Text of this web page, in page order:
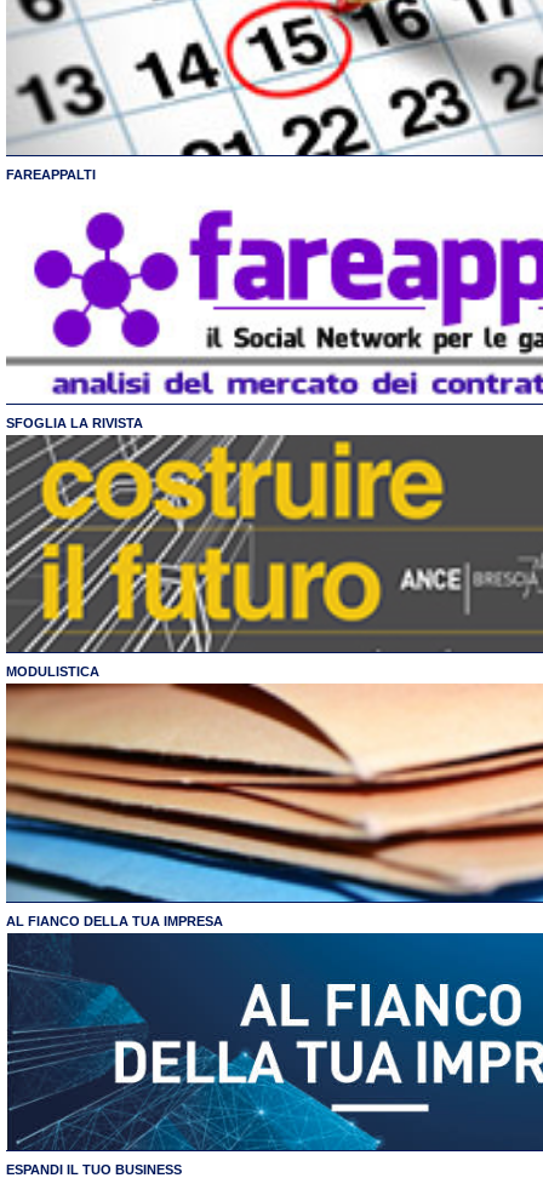
FAREAPPALTI
SFOGLIA LA RIVISTA
MODULISTICA
AL FIANCO DELLA TUA IMPRESA
ESPANDI IL TUO BUSINESS